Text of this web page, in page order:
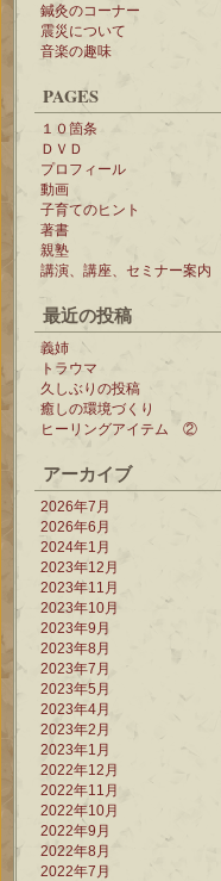
鍼灸のコーナー
震災について
音楽の趣味
PAGES
１０箇条
ＤＶＤ
プロフィール
動画
子育てのヒント
著書
親塾
講演、講座、セミナー案内
最近の投稿
義姉
トラウマ
久しぶりの投稿
癒しの環境づくり
ヒーリングアイテム ②
アーカイブ
2026年7月
2026年6月
2024年1月
2023年12月
2023年11月
2023年10月
2023年9月
2023年8月
2023年7月
2023年5月
2023年4月
2023年2月
2023年1月
2022年12月
2022年11月
2022年10月
2022年9月
2022年8月
2022年7月